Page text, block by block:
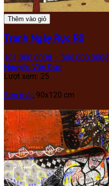
Thêm vào giỏ
Tranh Ngày Rực Rỡ
101.000.000₫ – 300.000.000₫
Nguyễn Văn Đức
Lượt xem: 25
Sơn mài, 90x120 cm